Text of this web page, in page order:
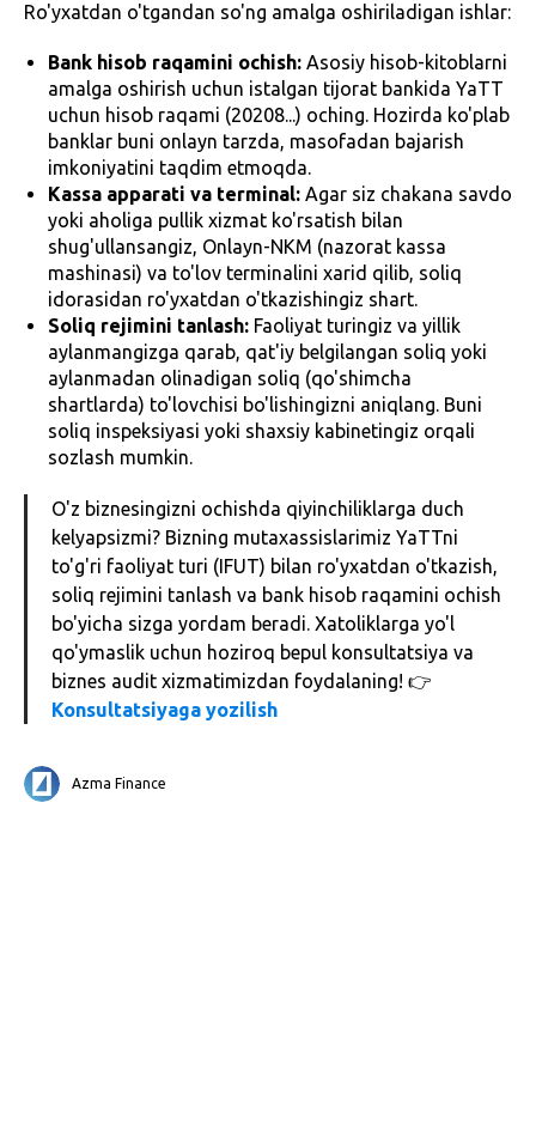
Ro'yxatdan o'tgandan so'ng amalga oshiriladigan ishlar:
Bank hisob raqamini ochish: Asosiy hisob-kitoblarni
amalga oshirish uchun istalgan tijorat bankida YaTT
uchun hisob raqami (20208...) oching. Hozirda ko'plab
banklar buni onlayn tarzda, masofadan bajarish
imkoniyatini taqdim etmoqda.
Kassa apparati va terminal: Agar siz chakana savdo
yoki aholiga pullik xizmat ko'rsatish bilan
shug'ullansangiz, Onlayn-NKM (nazorat kassa
mashinasi) va to'lov terminalini xarid qilib, soliq
idorasidan ro'yxatdan o'tkazishingiz shart.
Soliq rejimini tanlash: Faoliyat turingiz va yillik
aylanmangizga qarab, qat'iy belgilangan soliq yoki
aylanmadan olinadigan soliq (qo'shimcha
shartlarda) to'lovchisi bo'lishingizni aniqlang. Buni
soliq inspeksiyasi yoki shaxsiy kabinetingiz orqali
sozlash mumkin.
O'z biznesingizni ochishda qiyinchiliklarga duch
kelyapsizmi? Bizning mutaxassislarimiz YaTTni
to'g'ri faoliyat turi (IFUT) bilan ro'yxatdan o'tkazish,
soliq rejimini tanlash va bank hisob raqamini ochish
bo'yicha sizga yordam beradi. Xatoliklarga yo'l
qo'ymaslik uchun hoziroq bepul konsultatsiya va
biznes audit xizmatimizdan foydalaning! 👉
Konsultatsiyaga yozilish
Azma Finance